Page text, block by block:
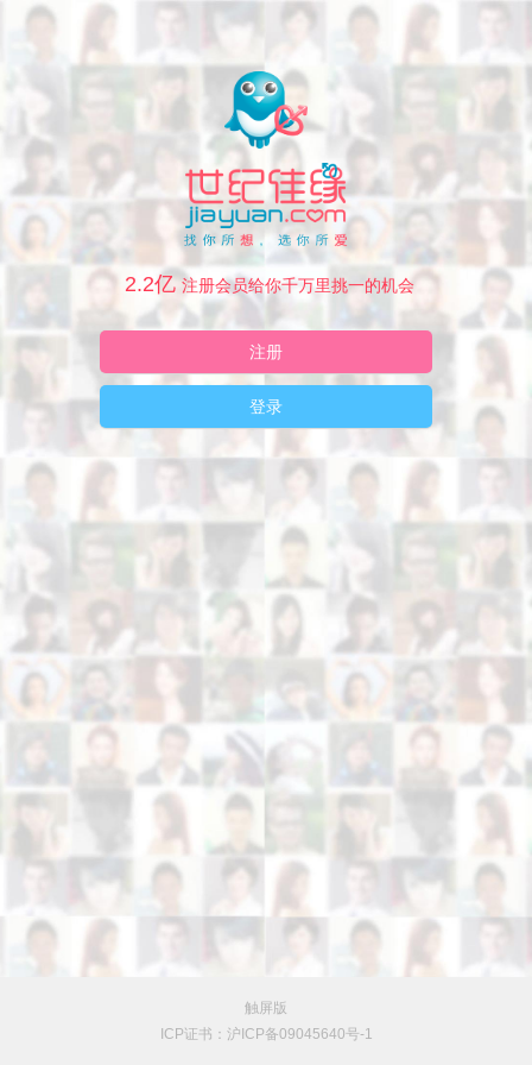
2.2亿 注册会员给你千万里挑一的机会
注册
登录
触屏版
ICP证书：沪ICP备09045640号-1